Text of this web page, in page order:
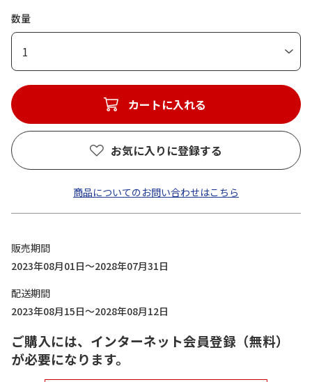
数量
1
カートに入れる
お気に入りに登録する
商品についてのお問い合わせはこちら
販売期間
2023年08月01日～2028年07月31日
配送期間
2023年08月15日～2028年08月12日
ご購入には、インターネット会員登録（無料）
が必要になります。